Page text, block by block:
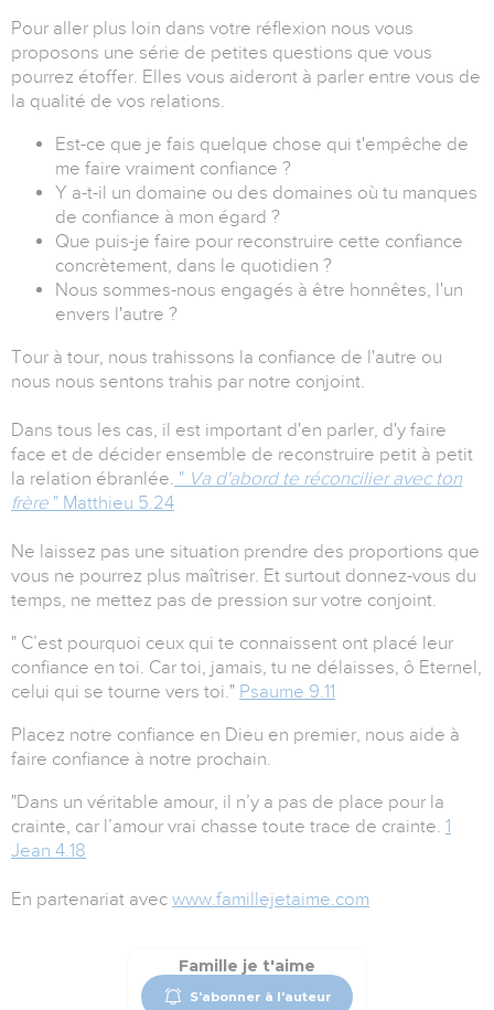
Pour aller plus loin dans votre réflexion nous vous
proposons une série de petites questions que vous
pourrez étoffer. Elles vous aideront à parler entre vous de
la qualité de vos relations.
Est-ce que je fais quelque chose qui t'empêche de
me faire vraiment confiance ?
Y a-t-il un domaine ou des domaines où tu manques
de confiance à mon égard ?
Que puis-je faire pour reconstruire cette confiance
concrètement, dans le quotidien ?
Nous sommes-nous engagés à être honnêtes, l'un
envers l'autre ?
Tour à tour, nous trahissons la confiance de l'autre ou
nous nous sentons trahis par notre conjoint.
Dans tous les cas, il est important d'en parler, d'y faire
face et de décider ensemble de reconstruire petit à petit
la relation ébranlée. " Va d'abord te réconcilier avec ton
frère " Matthieu 5.24
Ne laissez pas une situation prendre des proportions que
vous ne pourrez plus maîtriser. Et surtout donnez-vous du
temps, ne mettez pas de pression sur votre conjoint.
" C’est pourquoi ceux qui te connaissent ont placé leur
confiance en toi. Car toi, jamais, tu ne délaisses, ô Eternel,
celui qui se tourne vers toi." Psaume 9.11
Placez notre confiance en Dieu en premier, nous aide à
faire confiance à notre prochain.
"Dans un véritable amour, il n’y a pas de place pour la
crainte, car l’amour vrai chasse toute trace de crainte. 1
Jean 4.18
En partenariat avec www.famillejetaime.com
Famille je t'aime
S'abonner à l'auteur